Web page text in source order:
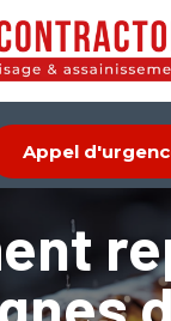
Appel